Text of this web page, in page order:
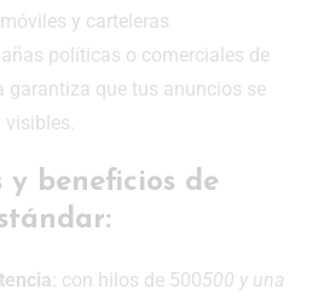
y carteleras
políticas o comerciales de
garantiza que tus anuncios se
y beneficios de
: con hilos de 500500 y una